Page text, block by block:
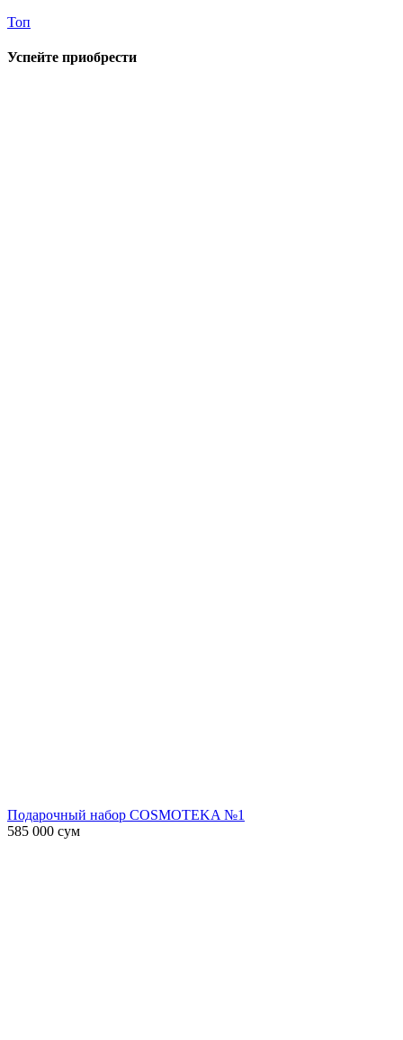
Топ
Успейте приобрести
Подарочный набор COSMOTEKA №1
585 000 сум